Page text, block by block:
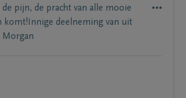
de pijn, de pracht van alle mooie
komt!Innige deelneming van uit
Morgan